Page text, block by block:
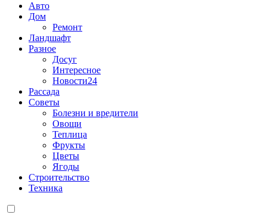
Авто
Дом
Ремонт
Ландшафт
Разное
Досуг
Интересное
Новости24
Рассада
Советы
Болезни и вредители
Овощи
Теплица
Фрукты
Цветы
Ягоды
Строительство
Техника